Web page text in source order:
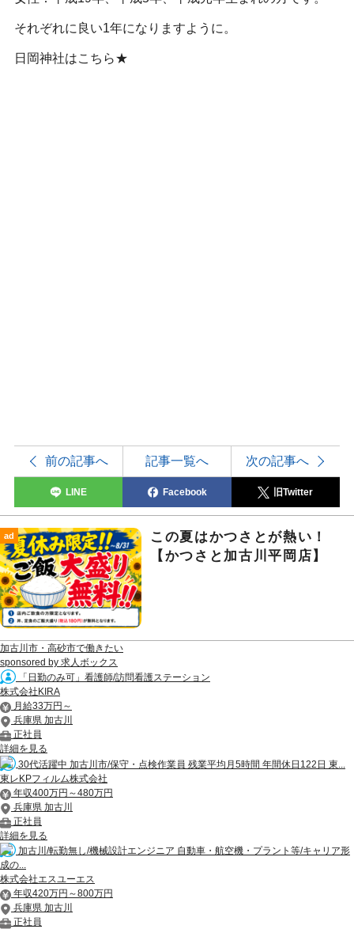
それぞれに良い1年になりますように。
日岡神社はこちら★
前の記事へ 記事一覧へ 次の記事へ
LINE Facebook 旧Twitter
ad
この夏はかつさとが熱い！
【かつさと加古川平岡店】
加古川市・高砂市で働きたい
sponsored by 求人ボックス
「日勤のみ可」看護師/訪問看護ステーション
株式会社KIRA
月給33万円～
兵庫県 加古川
正社員
詳細を見る
30代活躍中 加古川市/保守・点検作業員 残業平均月5時間 年間休日122日 東...
東レKPフィルム株式会社
年収400万円～480万円
兵庫県 加古川
正社員
詳細を見る
加古川/転勤無し/機械設計エンジニア 自動車・航空機・プラント等/キャリア形
成の...
株式会社エスユーエス
年収420万円～800万円
兵庫県 加古川
正社員